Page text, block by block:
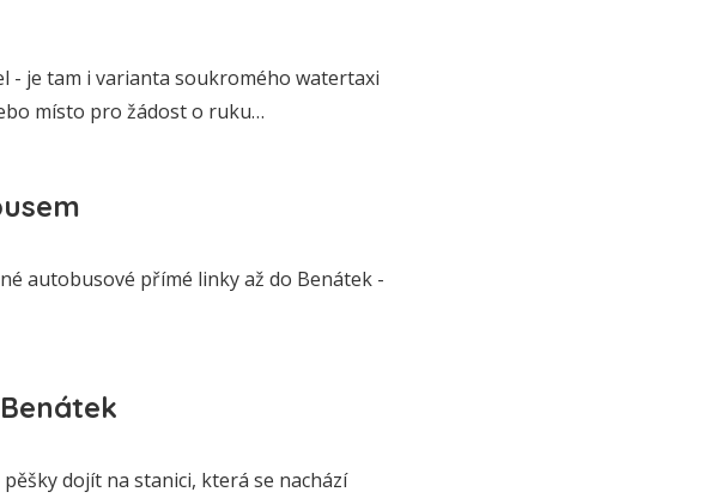
- je tam i varianta soukromého watertaxi
místo pro žádost o ruku…
autobusové přímé linky až do Benátek -
dojít na stanici, která se nachází